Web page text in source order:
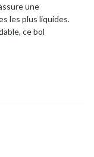
une
les plus liquides.
ce bol